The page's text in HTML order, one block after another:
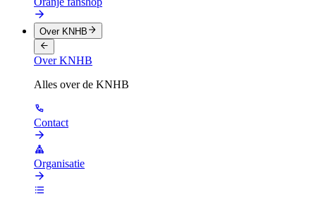
Over KNHB
Over KNHB
Alles over de KNHB
Contact
Organisatie